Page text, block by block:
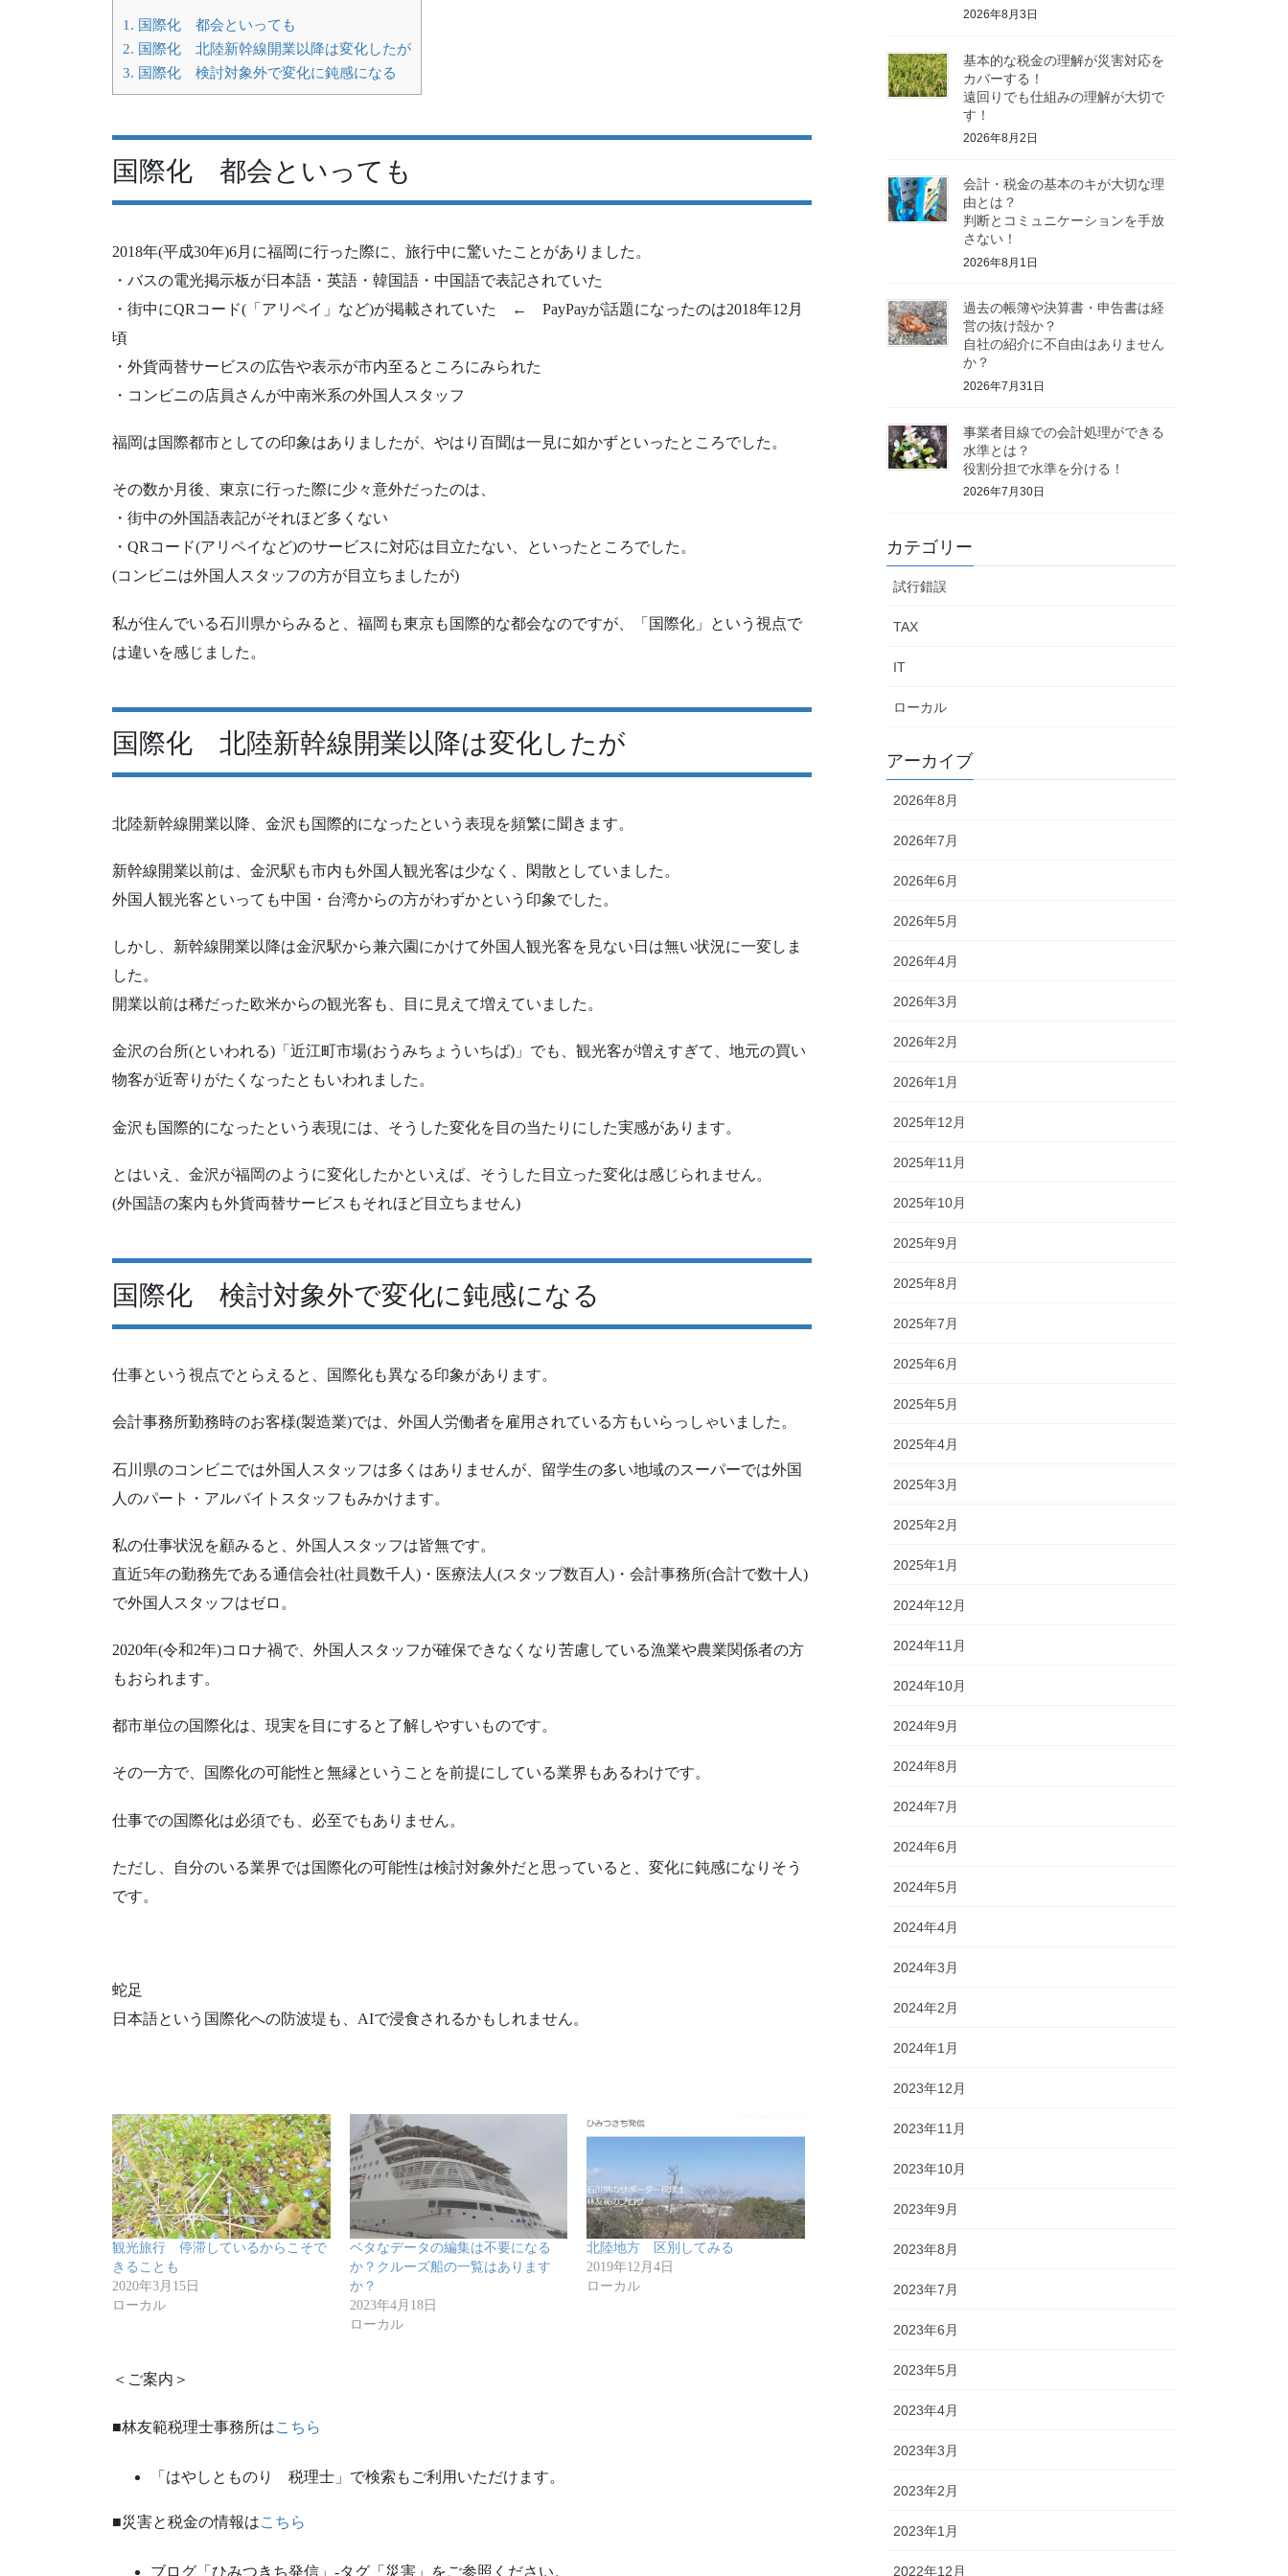
1. 国際化 都会といっても
2. 国際化 北陸新幹線開業以降は変化したが
3. 国際化 検討対象外で変化に鈍感になる
国際化 都会といっても
2018年(平成30年)6月に福岡に行った際に、旅行中に驚いたことがありました。
・バスの電光掲示板が日本語・英語・韓国語・中国語で表記されていた
・街中にQRコード(「アリペイ」など)が掲載されていた ← PayPayが話題になったのは2018年12月
頃
・外貨両替サービスの広告や表示が市内至るところにみられた
・コンビニの店員さんが中南米系の外国人スタッフ
福岡は国際都市としての印象はありましたが、やはり百聞は一見に如かずといったところでした。
その数か月後、東京に行った際に少々意外だったのは、
・街中の外国語表記がそれほど多くない
・QRコード(アリペイなど)のサービスに対応は目立たない、といったところでした。
(コンビニは外国人スタッフの方が目立ちましたが)
私が住んでいる石川県からみると、福岡も東京も国際的な都会なのですが、「国際化」という視点で
は違いを感じました。
国際化 北陸新幹線開業以降は変化したが
北陸新幹線開業以降、金沢も国際的になったという表現を頻繁に聞きます。
新幹線開業以前は、金沢駅も市内も外国人観光客は少なく、閑散としていました。
外国人観光客といっても中国・台湾からの方がわずかという印象でした。
しかし、新幹線開業以降は金沢駅から兼六園にかけて外国人観光客を見ない日は無い状況に一変しま
した。
開業以前は稀だった欧米からの観光客も、目に見えて増えていました。
金沢の台所(といわれる)「近江町市場(おうみちょういちば)」でも、観光客が増えすぎて、地元の買い
物客が近寄りがたくなったともいわれました。
金沢も国際的になったという表現には、そうした変化を目の当たりにした実感があります。
とはいえ、金沢が福岡のように変化したかといえば、そうした目立った変化は感じられません。
(外国語の案内も外貨両替サービスもそれほど目立ちません)
国際化 検討対象外で変化に鈍感になる
仕事という視点でとらえると、国際化も異なる印象があります。
会計事務所勤務時のお客様(製造業)では、外国人労働者を雇用されている方もいらっしゃいました。
石川県のコンビニでは外国人スタッフは多くはありませんが、留学生の多い地域のスーパーでは外国
人のパート・アルバイトスタッフもみかけます。
私の仕事状況を顧みると、外国人スタッフは皆無です。
直近5年の勤務先である通信会社(社員数千人)・医療法人(スタップ数百人)・会計事務所(合計で数十人)
で外国人スタッフはゼロ。
2020年(令和2年)コロナ禍で、外国人スタッフが確保できなくなり苦慮している漁業や農業関係者の方
もおられます。
都市単位の国際化は、現実を目にすると了解しやすいものです。
その一方で、国際化の可能性と無縁ということを前提にしている業界もあるわけです。
仕事での国際化は必須でも、必至でもありません。
ただし、自分のいる業界では国際化の可能性は検討対象外だと思っていると、変化に鈍感になりそう
です。
蛇足
日本語という国際化への防波堤も、AIで浸食されるかもしれません。
観光旅行 停滞しているからこそで
きることも
2020年3月15日
ローカル
ベタなデータの編集は不要になる
か？クルーズ船の一覧はあります
か？
2023年4月18日
ローカル
北陸地方 区別してみる
2019年12月4日
ローカル
＜ご案内＞
■林友範税理士事務所はこちら
「はやしとものり 税理士」で検索もご利用いただけます。
■災害と税金の情報はこちら
ブログ「ひみつきち発信」‐タグ「災害」をご参照ください。
2026年8月3日
基本的な税金の理解が災害対応を
カバーする！
遠回りでも仕組みの理解が大切で
す！
2026年8月2日
会計・税金の基本のキが大切な理
由とは？
判断とコミュニケーションを手放
さない！
2026年8月1日
過去の帳簿や決算書・申告書は経
営の抜け殻か？
自社の紹介に不自由はありません
か？
2026年7月31日
事業者目線での会計処理ができる
水準とは？
役割分担で水準を分ける！
2026年7月30日
カテゴリー
試行錯誤
TAX
IT
ローカル
アーカイブ
2026年8月
2026年7月
2026年6月
2026年5月
2026年4月
2026年3月
2026年2月
2026年1月
2025年12月
2025年11月
2025年10月
2025年9月
2025年8月
2025年7月
2025年6月
2025年5月
2025年4月
2025年3月
2025年2月
2025年1月
2024年12月
2024年11月
2024年10月
2024年9月
2024年8月
2024年7月
2024年6月
2024年5月
2024年4月
2024年3月
2024年2月
2024年1月
2023年12月
2023年11月
2023年10月
2023年9月
2023年8月
2023年7月
2023年6月
2023年5月
2023年4月
2023年3月
2023年2月
2023年1月
2022年12月